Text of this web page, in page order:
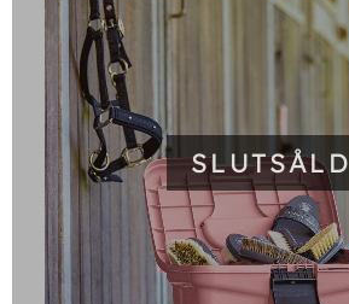
SLUTSÅLD